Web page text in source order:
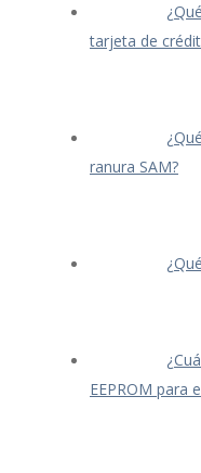
tarjeta de
ranura SAM?
EEPROM para